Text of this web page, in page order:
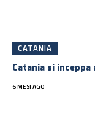
CATANIA
Catania si
6 MESI AGO